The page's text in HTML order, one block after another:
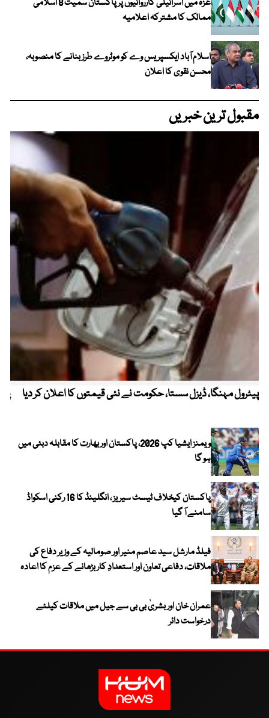
غزہ میں اسرائیلی کارروائیوں پر پاکستان سمیت 8 اسلامی
ممالک کا مشترکہ اعلامیہ
اسلام آباد ایکسپریس وے کو موٹروے طرز بنانے کا منصوبہ،
محسن نقوی کا اعلان
مقبول ترین خبریں
پیٹرول مہنگا، ڈیزل سستا، حکومت نے نئی قیمتوں کا اعلان کر دیا
ویمنز ایشیا کپ 2026، پاکستان اور بھارت کا مقابلہ دبئی میں
ہو گا
پاکستان کیخلاف ٹیسٹ سیریز ، انگلینڈ کا 16 رکنی اسکواڈ
سامنے آ گیا
فیلڈ مارشل سید عاصم منیر اور صومالیہ کے وزیر دفاع کی
ملاقات، دفاعی تعاون اور استعدادِ کار بڑھانے کے عزم کا اعادہ
عمران خان اور بشریٰ بی بی سے جیل میں ملاقات کیلئے
درخواست دائر